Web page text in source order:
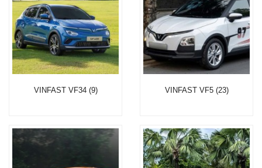
VINFAST VF34 (9) VINFAST VF5 (23)